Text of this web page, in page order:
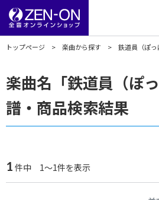
トップページ 楽曲から探す 鉄道員（ぽっ
楽曲名「鉄道員（ぽ
譜・商品検索結果
1 件中 1～1件を表示